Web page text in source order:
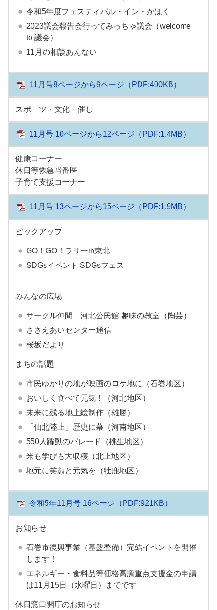
令和5年度フェスティバル・イン・かほく
2023議会報告会行ってみっちゃ議会（welcome
to 議会）
11月の相談あんない
11月号8ページから9ページ （PDF:400KB）
スポーツ・文化・催し
11月号 10ページから12ページ （PDF:1.4MB）
健康コーナー
休日等救急当番医
子育て支援コーナー
11月号 13ページから15ページ （PDF:1.9MB）
ピックアップ
GO！GO！ラリーin東北
SDGsイベント SDGsフェス
みんなの広場
サークル仲間 河北公民館 趣味の教室（陶芸）
ささえあいセンター通信
桜坂だより
まちの話題
市民ゆかりの地が映画のロケ地に（石巻地区）
おいしく食べて元気！（河北地区）
未来に残る地上絵制作（雄勝）
「仙北陸上」歴史に幕（河南地区）
550人躍動のパレード（桃生地区）
米も学びも大収穫（北上地区）
地元に笑顔と元気を（牡鹿地区）
令和5年11月号 16ページ （PDF:921KB）
お知らせ
石巻市復興事業（基盤整備）完結イベントを開催
します！
エネルギー・食料品等価格高騰重点支援金の申請
は11月15日（水曜日）までです
休日窓口開庁のお知らせ